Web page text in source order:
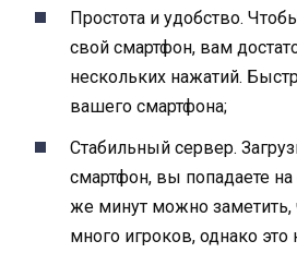
Простота и удобство.
свой смартфон, вам
нескольких нажатий.
вашего смартфона;
Стабильный сервер.
смартфон, вы попадаете
же минут можно заметить,
много игроков, однако это